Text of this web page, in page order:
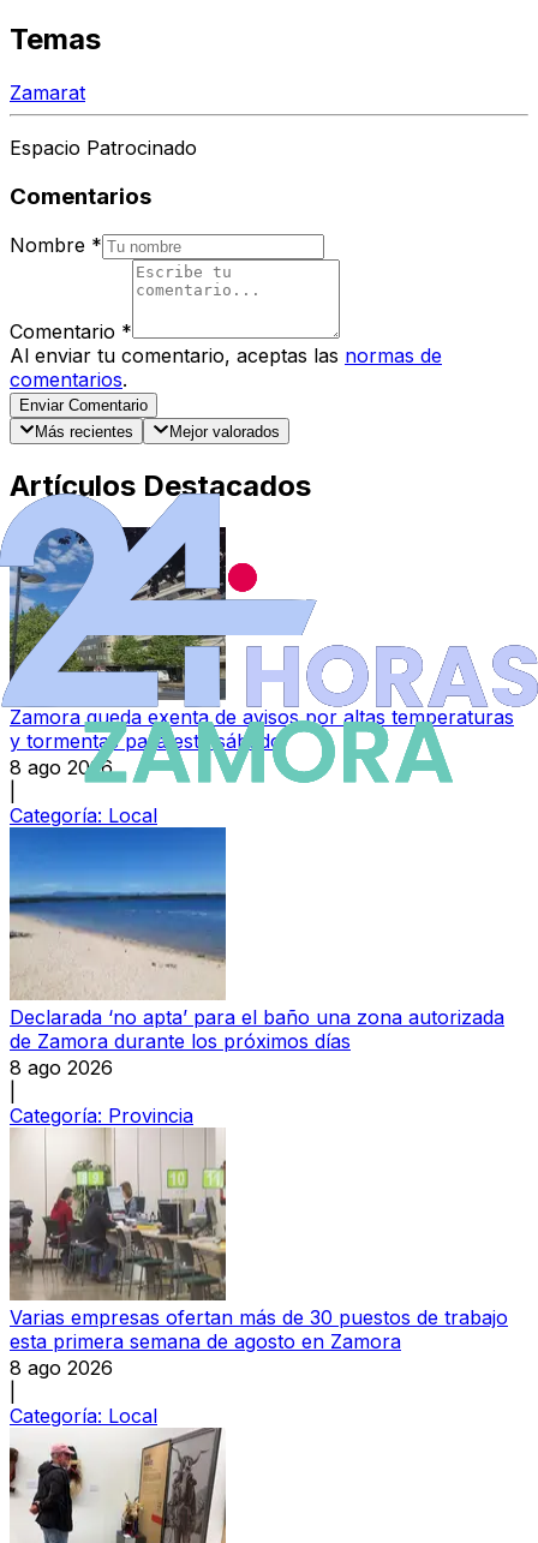
Temas
Zamarat
Espacio Patrocinado
Comentarios
Nombre *
Comentario *
Al enviar tu comentario, aceptas las normas de
comentarios.
Enviar Comentario
Más recientes
Mejor valorados
Artículos Destacados
Zamora queda exenta de avisos por altas temperaturas
y tormentas para este sábado
8 ago 2026
Categoría: Local
Declarada ‘no apta’ para el baño una zona autorizada
de Zamora durante los próximos días
8 ago 2026
Categoría: Provincia
Varias empresas ofertan más de 30 puestos de trabajo
esta primera semana de agosto en Zamora
8 ago 2026
Categoría: Local